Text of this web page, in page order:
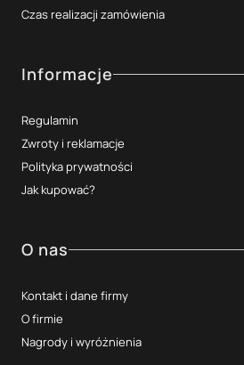
Czas realizacji zamówienia
Informacje
Regulamin
Zwroty i reklamacje
Polityka prywatności
Jak kupować?
O nas
Kontakt i dane firmy
O firmie
Nagrody i wyróżnienia